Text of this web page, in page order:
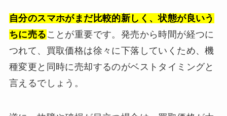
自分のスマホがまだ比較的新しく、状態が良いう
ちに売る ことが重要です。発売から時間が経つに
つれて、買取価格は徐々に下落していくため、機
種変更と同時に売却するのがベストタイミングと
言えるでしょう。